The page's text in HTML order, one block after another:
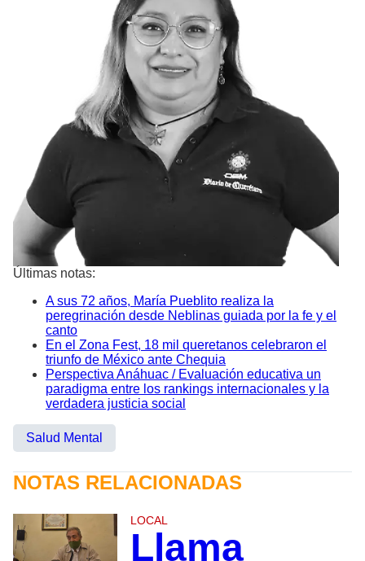
Últimas notas:
A sus 72 años, María Pueblito realiza la
peregrinación desde Neblinas guiada por la fe y el
canto
En el Zona Fest, 18 mil queretanos celebraron el
triunfo de México ante Chequia
Perspectiva Anáhuac / Evaluación educativa un
paradigma entre los rankings internacionales y la
verdadera justicia social
Salud Mental
NOTAS RELACIONADAS
LOCAL
Llama